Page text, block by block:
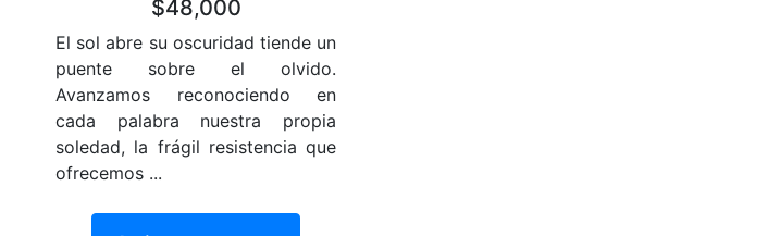
$48,000
El sol abre su oscuridad tiende un
puente sobre el olvido.
Avanzamos reconociendo en
cada palabra nuestra propia
soledad, la frágil resistencia que
ofrecemos ...